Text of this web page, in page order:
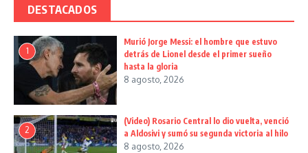
DESTACADOS
1
Murió Jorge Messi: el hombre que estuvo
detrás de Lionel desde el primer sueño
hasta la gloria
8 agosto, 2026
2
(Video) Rosario Central lo dio vuelta, venció
a Aldosivi y sumó su segunda victoria al hilo
8 agosto, 2026